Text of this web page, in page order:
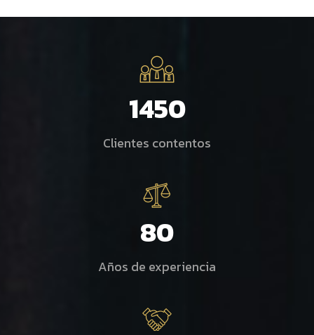
1450
Clientes contentos
80
Años de experiencia